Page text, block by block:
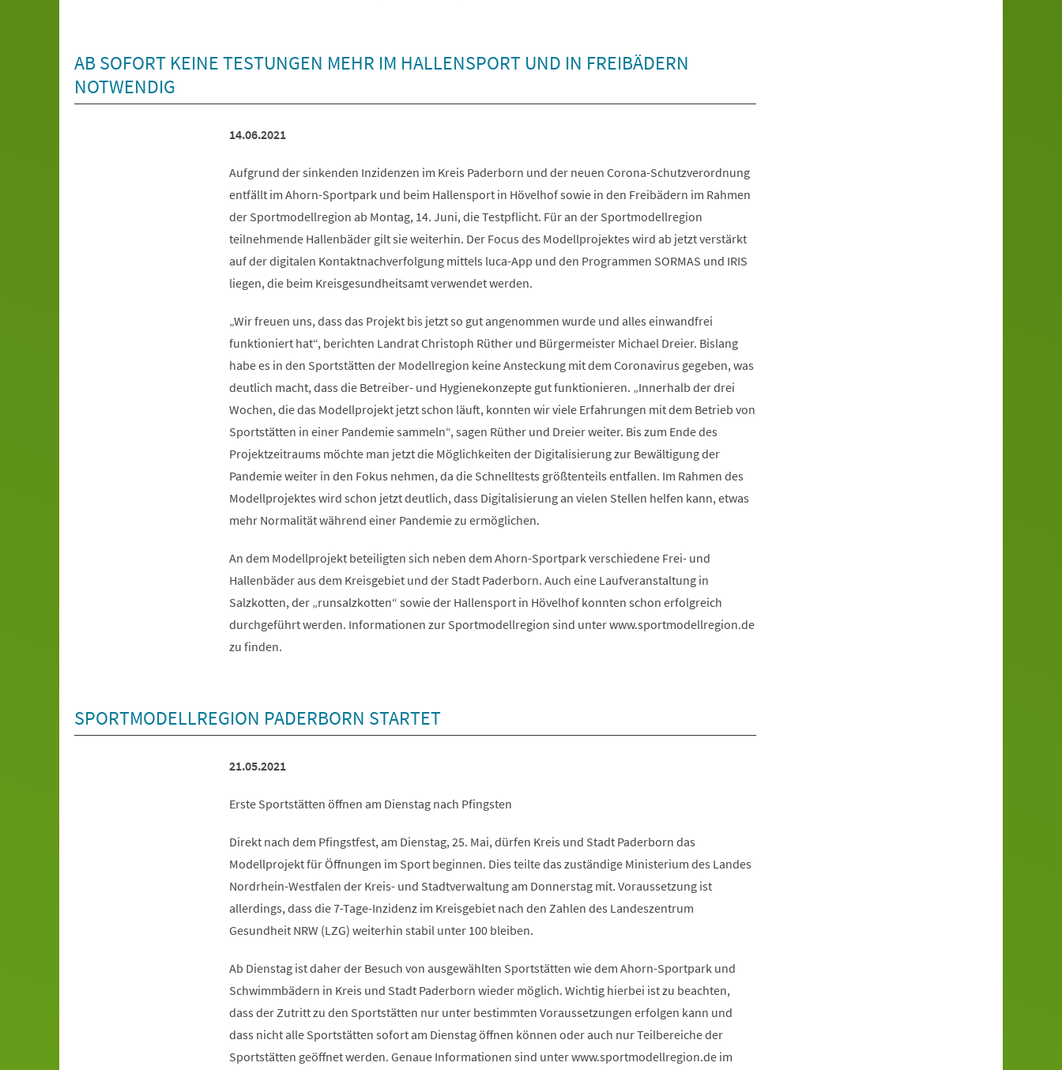
AB SOFORT KEINE TESTUNGEN MEHR IM HALLENSPORT UND IN FREIBÄDERN
NOTWENDIG
14.06.2021
Aufgrund der sinkenden Inzidenzen im Kreis Paderborn und der neuen Corona-Schutzverordnung
entfällt im Ahorn-Sportpark und beim Hallensport in Hövelhof sowie in den Freibädern im Rahmen
der Sportmodellregion ab Montag, 14. Juni, die Testpflicht. Für an der Sportmodellregion
teilnehmende Hallenbäder gilt sie weiterhin. Der Focus des Modellprojektes wird ab jetzt verstärkt
auf der digitalen Kontaktnachverfolgung mittels luca-App und den Programmen SORMAS und IRIS
liegen, die beim Kreisgesundheitsamt verwendet werden.
„Wir freuen uns, dass das Projekt bis jetzt so gut angenommen wurde und alles einwandfrei
funktioniert hat“, berichten Landrat Christoph Rüther und Bürgermeister Michael Dreier. Bislang
habe es in den Sportstätten der Modellregion keine Ansteckung mit dem Coronavirus gegeben, was
deutlich macht, dass die Betreiber- und Hygienekonzepte gut funktionieren. „Innerhalb der drei
Wochen, die das Modellprojekt jetzt schon läuft, konnten wir viele Erfahrungen mit dem Betrieb von
Sportstätten in einer Pandemie sammeln“, sagen Rüther und Dreier weiter. Bis zum Ende des
Projektzeitraums möchte man jetzt die Möglichkeiten der Digitalisierung zur Bewältigung der
Pandemie weiter in den Fokus nehmen, da die Schnelltests größtenteils entfallen. Im Rahmen des
Modellprojektes wird schon jetzt deutlich, dass Digitalisierung an vielen Stellen helfen kann, etwas
mehr Normalität während einer Pandemie zu ermöglichen.
An dem Modellprojekt beteiligten sich neben dem Ahorn-Sportpark verschiedene Frei- und
Hallenbäder aus dem Kreisgebiet und der Stadt Paderborn. Auch eine Laufveranstaltung in
Salzkotten, der „runsalzkotten“ sowie der Hallensport in Hövelhof konnten schon erfolgreich
durchgeführt werden. Informationen zur Sportmodellregion sind unter www.sportmodellregion.de
zu finden.
SPORTMODELLREGION PADERBORN STARTET
21.05.2021
Erste Sportstätten öffnen am Dienstag nach Pfingsten
Direkt nach dem Pfingstfest, am Dienstag, 25. Mai, dürfen Kreis und Stadt Paderborn das
Modellprojekt für Öffnungen im Sport beginnen. Dies teilte das zuständige Ministerium des Landes
Nordrhein-Westfalen der Kreis- und Stadtverwaltung am Donnerstag mit. Voraussetzung ist
allerdings, dass die 7-Tage-Inzidenz im Kreisgebiet nach den Zahlen des Landeszentrum
Gesundheit NRW (LZG) weiterhin stabil unter 100 bleiben.
Ab Dienstag ist daher der Besuch von ausgewählten Sportstätten wie dem Ahorn-Sportpark und
Schwimmbädern in Kreis und Stadt Paderborn wieder möglich. Wichtig hierbei ist zu beachten,
dass der Zutritt zu den Sportstätten nur unter bestimmten Voraussetzungen erfolgen kann und
dass nicht alle Sportstätten sofort am Dienstag öffnen können oder auch nur Teilbereiche der
Sportstätten geöffnet werden. Genaue Informationen sind unter www.sportmodellregion.de im